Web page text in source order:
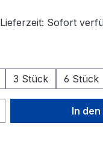
Sofort
3 Stück 6 Stück
Gib den
In